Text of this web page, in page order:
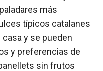
más
típicos catalanes
y se pueden
y preferencias de
sin frutos